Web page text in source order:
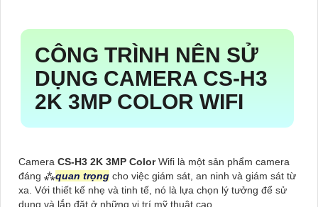
CÔNG TRÌNH NÊN SỬ
DỤNG CAMERA CS-H3
2K 3MP COLOR WIFI
Camera CS-H3 2K 3MP ColorWifi là một sản phẩm camera
đáng ⁂quan trọng cho việc giám sát, an ninh và giám sát từ
xa. Với thiết kế nhẹ và tinh tế, nó là lựa chọn lý tưởng để sử
dụng và lắp đặt ở những vị trí mỹ thuật cao.